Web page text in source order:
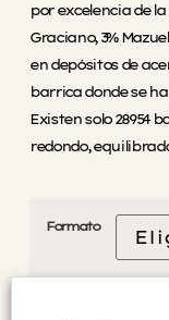
por excelencia de la
Graciano, 3%
en depósitos de
barrica donde se
Existen solo 28954
redondo,
Formato